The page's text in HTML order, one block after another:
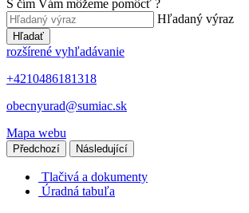
S čím Vám môžeme pomôcť ?
Hľadaný výraz
Hľadať
rozšírené vyhľadávanie
+4210486181318
obecnyurad@sumiac.sk
Mapa webu
Předchozí Následující
Tlačivá a dokumenty
Úradná tabuľa